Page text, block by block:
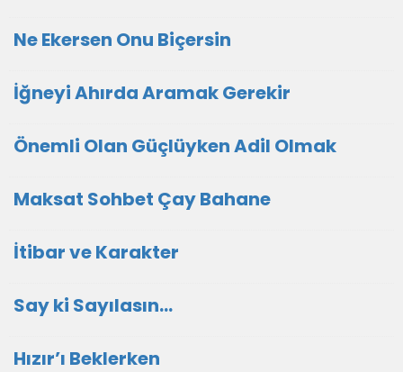
Ne Ekersen Onu Biçersin
İğneyi Ahırda Aramak Gerekir
Önemli Olan Güçlüyken Adil Olmak
Maksat Sohbet Çay Bahane
İtibar ve Karakter
Say ki Sayılasın...
Hızır’ı Beklerken